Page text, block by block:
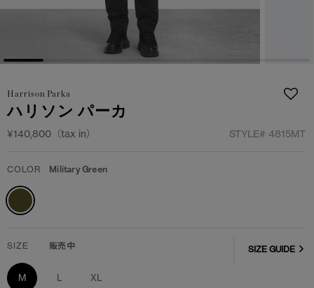
アウターウェア
アパレル
フットウェア
アウターウェア
アパレル
フットウェア
Harrison Parka
ハリソン パーカ
¥140,800（tax in） STYLE# 4815MT
COLOR Military Green
SIZE 販売中
M L XL
SIZE GUIDE